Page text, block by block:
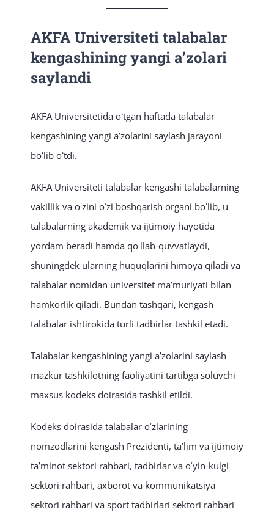
AKFA Universiteti talabalar
kengashining yangi aʼzolari
saylandi
AKFA Universitetida oʻtgan haftada talabalar
kengashining yangi aʼzolarini saylash jarayoni
boʻlib oʻtdi.
AKFA Universiteti talabalar kengashi talabalarning
vakillik va oʻzini oʻzi boshqarish organi boʻlib, u
talabalarning akademik va ijtimoiy hayotida
yordam beradi hamda qoʻllab-quvvatlaydi,
shuningdek ularning huquqlarini himoya qiladi va
talabalar nomidan universitet maʼmuriyati bilan
hamkorlik qiladi. Bundan tashqari, kengash
talabalar ishtirokida turli tadbirlar tashkil etadi.
Talabalar kengashining yangi aʼzolarini saylash
mazkur tashkilotning faoliyatini tartibga soluvchi
maxsus kodeks doirasida tashkil etildi.
Kodeks doirasida talabalar oʻzlarining
nomzodlarini kengash Prezidenti, taʼlim va ijtimoiy
taʼminot sektori rahbari, tadbirlar va oʻyin-kulgi
sektori rahbari, axborot va kommunikatsiya
sektori rahbari va sport tadbirlari sektori rahbari